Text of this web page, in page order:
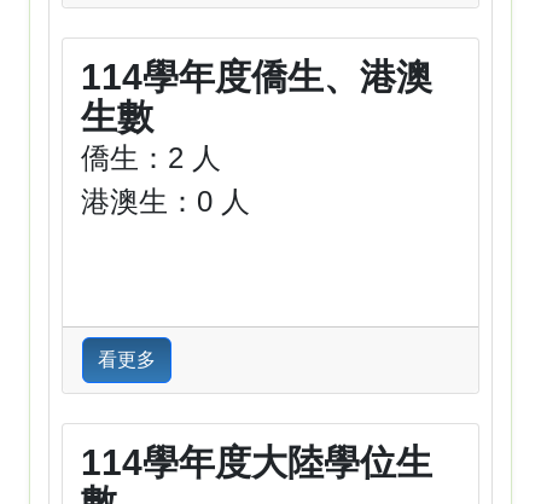
114學年度僑生、港澳
生數
僑生：2 人
港澳生：0 人
看更多
114學年度大陸學位生